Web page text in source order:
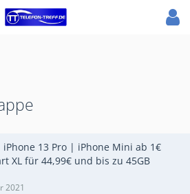
13 Pro | iPhone Mini ab 1€
XL für 44,99€ und bis zu 45GB
2021